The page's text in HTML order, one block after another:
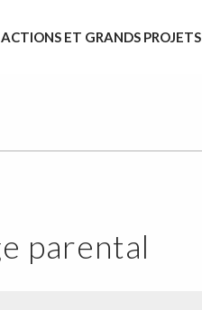
ACTIONS ET GRANDS PROJETS
parental